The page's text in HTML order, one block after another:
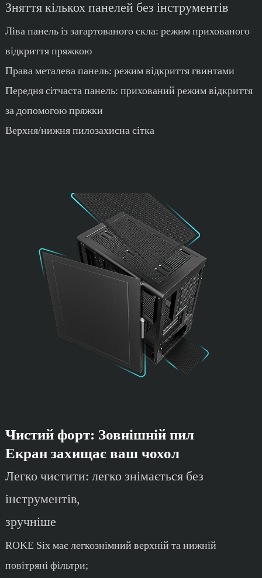
Зняття кількох панелей без інструментів
Ліва панель із загартованого скла: режим прихованого
відкриття пряжкою
Права металева панель: режим відкриття гвинтами
Передня сітчаста панель: прихований режим відкриття
за допомогою пряжки
Верхня/нижня пилозахисна сітка
Чистий форт: Зовнішній пил
Екран захищає ваш чохол
Легко чистити: легко знімається без
інструментів,
зручніше
ROKE Six має легкознімний верхній та нижній
повітряні фільтри;